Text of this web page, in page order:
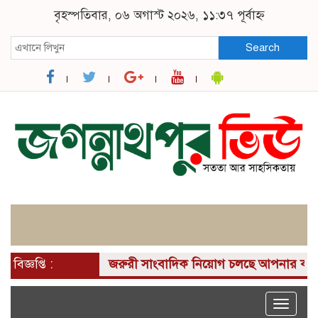
বৃহস্পতিবার, ০৬ অগাস্ট ২০২৬, ১১:৩৭ পূর্বাহ্ন
Search
বিজ্ঞপ্তি : জরুরী সাংবাদিক নিয়োগ চলছে আপনার কাছে
Toggle